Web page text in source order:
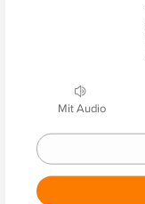
Mit Audio